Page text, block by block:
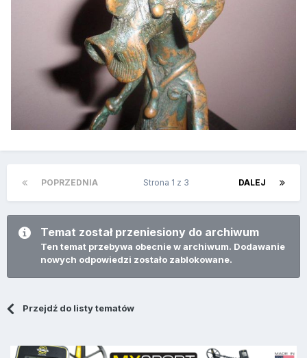
POPRZEDNIA DALEJ
Strona 1 z 3
Temat został przeniesiony do archiwum
Ten temat przebywa obecnie w archiwum. Dodawanie
nowych odpowiedzi zostało zablokowane.
Przejdź do listy tematów